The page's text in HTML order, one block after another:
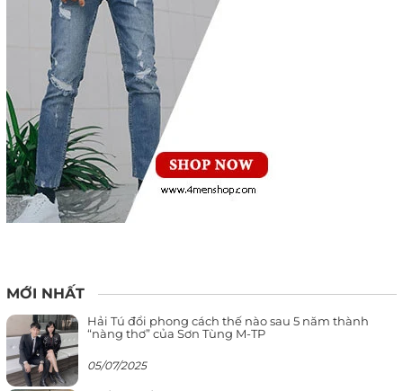
MỚI NHẤT
Hải Tú đổi phong cách thế nào sau 5 năm thành
“nàng thơ” của Sơn Tùng M-TP
05/07/2025